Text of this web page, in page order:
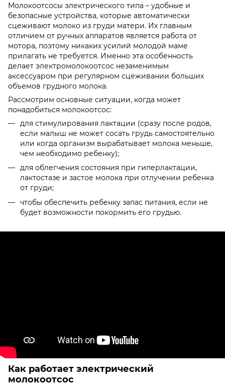
Молокоотсосы электрического типа – удобные и
безопасные устройства, которые автоматически
сцеживают молоко из груди матери. Их главным
отличием от ручных аппаратов является работа от
мотора, поэтому никаких усилий молодой маме
прилагать не требуется. Именно эта особенность
делает электромолокоотсос незаменимым
аксессуаром при регулярном сцеживании больших
объемов грудного молока.
Рассмотрим основные ситуации, когда может
понадобиться молокоотсос:
для стимулирования лактации (сразу после родов,
если малыш не может сосать грудь самостоятельно
или когда организм вырабатывает молока меньше,
чем необходимо ребенку);
для облегчения состояния при гиперлактации,
лактостазе и застое молока при отлучении ребенка
от груди;
чтобы обеспечить ребенку запас питания, если не
будет возможности покормить его грудью.
Как работает электрический
молокоотсос